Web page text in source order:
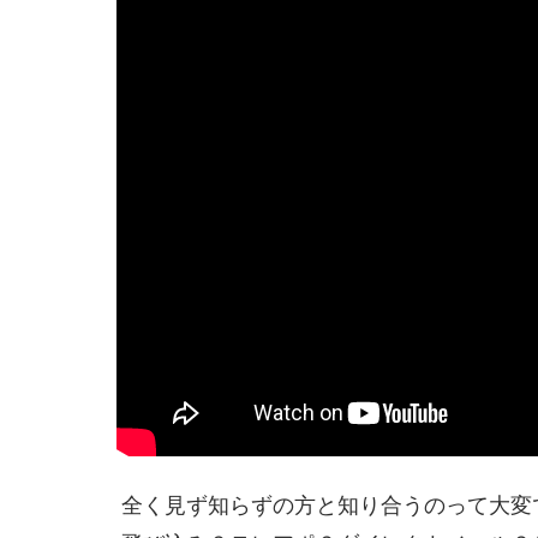
全く見ず知らずの方と知り合うのって大変